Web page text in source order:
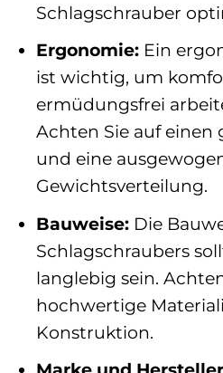
Schlagschrauber
Ergonomie:Ein
ist wichtig, um
ermüdungsfrei
Achten Sie auf
und eine
Gewichtsverteilung.
Bauweise:Die
Schlagschraubers
langlebig sein.
hochwertige
Konstruktion.